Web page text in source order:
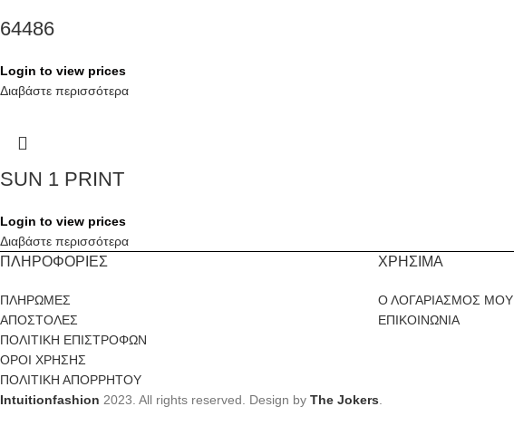
64486
Login to view prices
Διαβάστε περισσότερα
SUN 1 PRINT
Login to view prices
Διαβάστε περισσότερα
ΠΛΗΡΟΦΟΡΙΕΣ
ΠΛΗΡΩΜΕΣ
ΑΠΟΣΤΟΛΕΣ
ΠΟΛΙΤΙΚΗ ΕΠΙΣΤΡΟΦΩΝ
ΟΡΟΙ ΧΡΗΣΗΣ
ΠΟΛΙΤΙΚΗ ΑΠΟΡΡΗΤΟΥ
ΧΡΗΣΙΜΑ
Ο ΛΟΓΑΡΙΑΣΜΟΣ ΜΟΥ
ΕΠΙΚΟΙΝΩΝΙΑ
Intuitionfashion 2023. All rights reserved. Design by The Jokers